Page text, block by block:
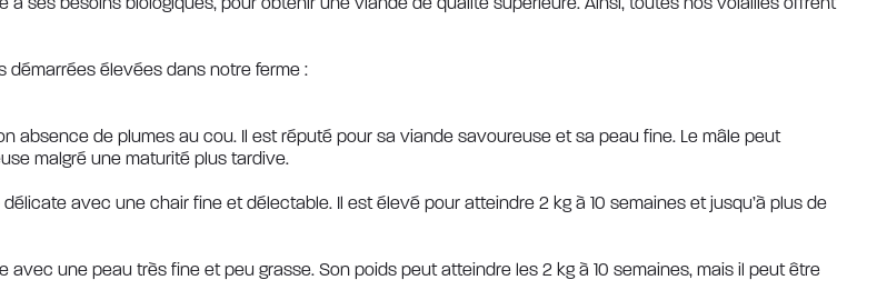
ses besoins biologiques, pour obtenir une viande de qualité supérieure. Ainsi, toutes nos volailles offrent
démarrées élevées dans notre ferme :
absence de plumes au cou. Il est réputé pour sa viande savoureuse et sa peau fine. Le mâle peut
malgré une maturité plus tardive.
avec une chair fine et délectable. Il est élevé pour atteindre 2 kg à 10 semaines et jusqu’à plus de
une peau très fine et peu grasse. Son poids peut atteindre les 2 kg à 10 semaines, mais il peut être